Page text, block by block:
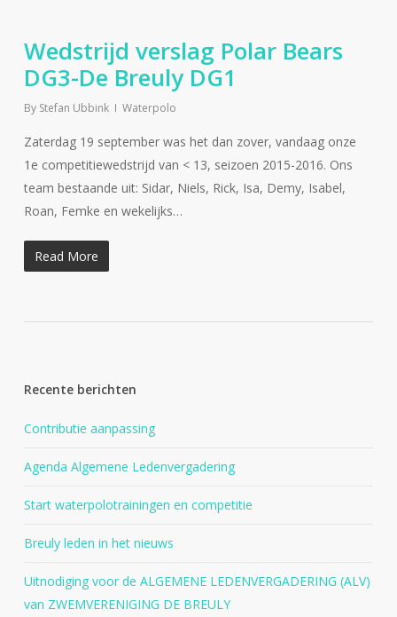
Wedstrijd verslag Polar Bears
DG3-De Breuly DG1
By Stefan Ubbink Waterpolo
Zaterdag 19 september was het dan zover, vandaag onze
1e competitiewedstrijd van < 13, seizoen 2015-2016. Ons
team bestaande uit: Sidar, Niels, Rick, Isa, Demy, Isabel,
Roan, Femke en wekelijks…
Read More
Recente berichten
Contributie aanpassing
Agenda Algemene Ledenvergadering
Start waterpolotrainingen en competitie
Breuly leden in het nieuws
Uitnodiging voor de ALGEMENE LEDENVERGADERING (ALV)
van ZWEMVERENIGING DE BREULY